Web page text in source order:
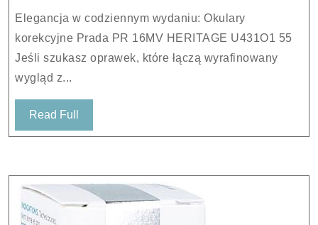
HERITAGE
U431O1
55
Elegancja w codziennym wydaniu: Okulary
korekcyjne Prada PR 16MV HERITAGE U431O1 55
Jeśli szukasz oprawek, które łączą wyrafinowany
wygląd z...
Read Full
Full